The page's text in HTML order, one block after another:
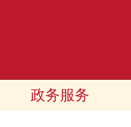
政务服务